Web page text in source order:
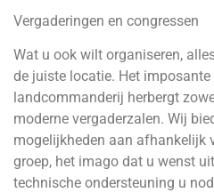
Vergaderingen en congressen
Wat u ook wilt organiseren,
de juiste locatie. Het imposante
landcommanderij herbergt
moderne vergaderzalen. Wij
mogelijkheden aan afhankelijk
groep, het imago dat u wenst
technische ondersteuning u